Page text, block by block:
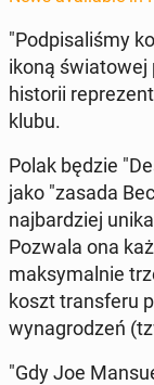
"Pod­pisal­iśmy
ikoną świa­towej
his­torii
klubu.
Polak będzie
jako "zasada
na­jbardziej
Pozwala ona
maksy­mal­nie
koszt trans­feru
wyna­grodzeń
"Gdy Joe